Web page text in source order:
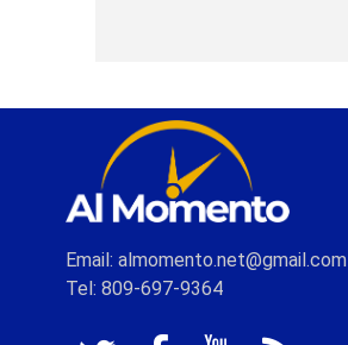
Email: almomento.net@gmail.com
Tel: 809-697-9364